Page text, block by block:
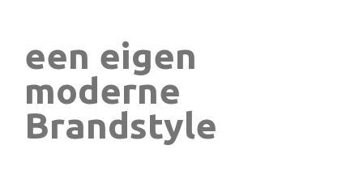
een eigen
moderne
Brandstyle